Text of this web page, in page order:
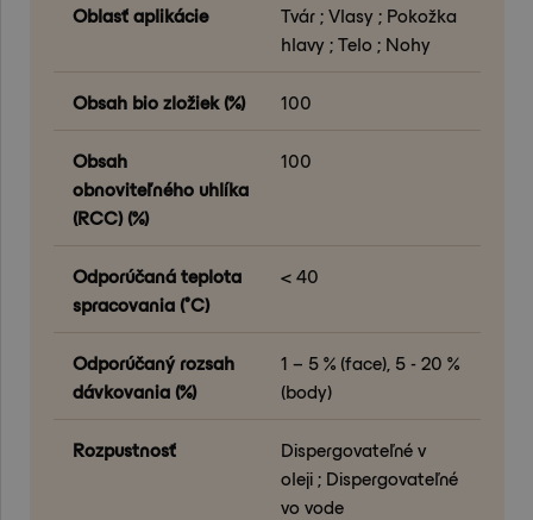
Oblasť aplikácie
Tvár ; Vlasy ; Pokožka
hlavy ; Telo ; Nohy
Obsah bio zložiek (%) 100
Obsah
obnoviteľného uhlíka
(RCC) (%)
100
Odporúčaná teplota
spracovania (°C)
< 40
Odporúčaný rozsah
dávkovania (%)
1 – 5 % (face), 5 - 20 %
(body)
Rozpustnosť
Dispergovateľné v
oleji ; Dispergovateľné
vo vode